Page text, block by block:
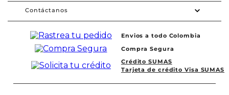
Contáctanos
Envios a todo Colombia
Compra Segura
Crédito SUMAS
Tarjeta de crédito Visa SUMAS